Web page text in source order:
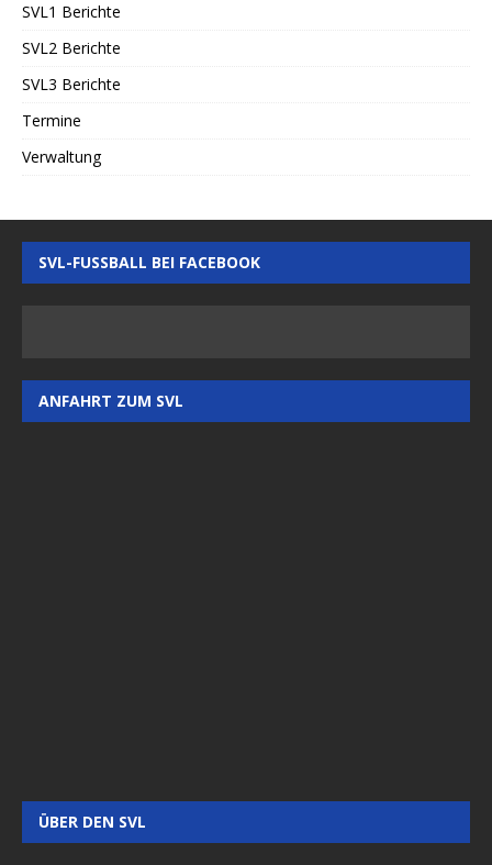
SVL1 Berichte
SVL2 Berichte
SVL3 Berichte
Termine
Verwaltung
SVL-FUSSBALL BEI FACEBOOK
ANFAHRT ZUM SVL
ÜBER DEN SVL